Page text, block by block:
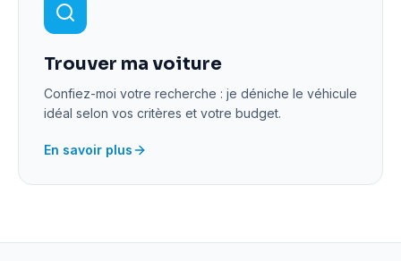
Trouver ma voiture
Confiez-moi votre recherche : je déniche le véhicule
idéal selon vos critères et votre budget.
En savoir plus